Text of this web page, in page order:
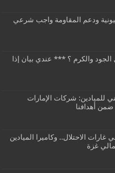
ودعم المقاومة واجب شرعي
الجود والكرم ؟ *** عندي بيان إذا
للميادين: شركات الإمارات
أهدافنا
في غارات الاحتلال.. وكاميرا الميادين
غزة